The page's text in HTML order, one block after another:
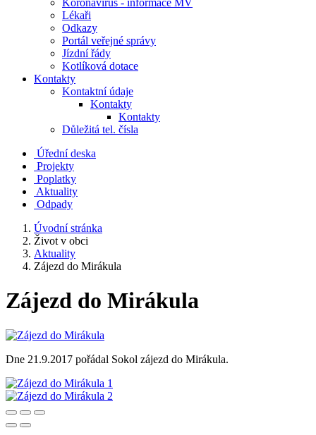
Koronavirus - informace MV
Lékaři
Odkazy
Portál veřejné správy
Jízdní řády
Kotlíková dotace
Kontakty
Kontaktní údaje
Kontakty
Kontakty
Důležitá tel. čísla
Úřední deska
Projekty
Poplatky
Aktuality
Odpady
Úvodní stránka
Život v obci
Aktuality
Zájezd do Mirákula
Zájezd do Mirákula
Dne 21.9.2017 pořádal Sokol zájezd do Mirákula.